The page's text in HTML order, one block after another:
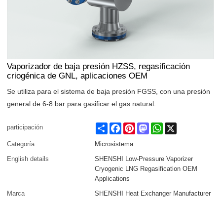
Vaporizador de baja presión HZSS, regasificación
criogénica de GNL, aplicaciones OEM
Se utiliza para el sistema de baja presión FGSS, con una presión
general de 6-8 bar para gasificar el gas natural.
participación Share FacebookPinterestMastodonWhatsApp
Categoría
Microsistema
English details
SHENSHI Low-Pressure Vaporizer
Cryogenic LNG Regasification OEM
Applications
Marca
SHENSHI Heat Exchanger Manufacturer​